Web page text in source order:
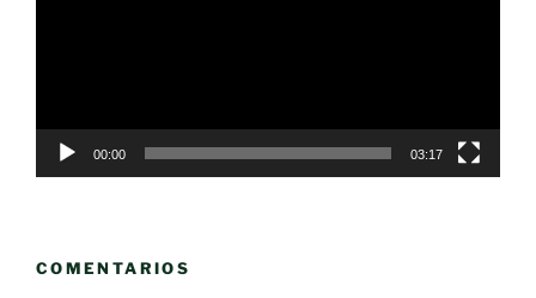
00:00 03:17
COMENTARIOS